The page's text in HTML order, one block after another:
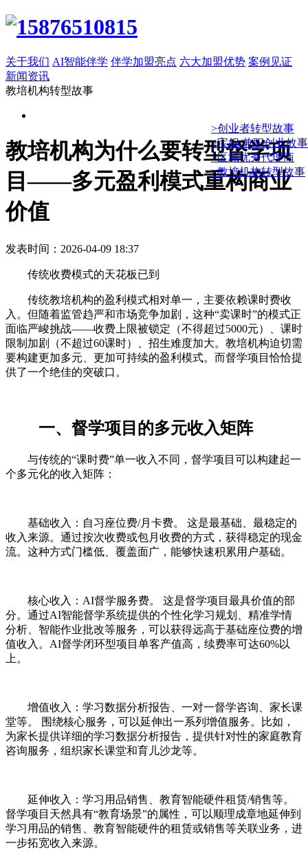
关于我们 AI智能伴学 伴学加盟亮点 六大加盟优势 案例见证
新闻资讯
教培机构转型故事
>创业者转型故事
>宝妈/兼职创业故事
>区域优秀代理商
>教培机构转型故事
教培机构为什么要转型督学项
目——多元盈利模式重构商业
价值
发表时间：2026-04-09 18:37
传统收费模式的天花板已到
传统教培机构的盈利模式相对单一，主要依赖课时费收
入。但随着监管趋严和市场竞争加剧，这种“卖课时”的模式正
面临严峻挑战——收费上限被锁定（不得超过5000元）、课时
限制加剧（不超过60课时）、招生难度加大。教培机构迫切需
要构建更加多元、更加可持续的盈利模式。而督学项目恰恰提
供了一个绝佳的突破口。
一、督学项目的多元收入矩阵
与传统的“课时费”单一收入不同，督学项目可以构建起一
个多元化的收入矩阵：
基础收入：自习座位费/月卡费。 这是最基础、最稳定的
收入来源。通过按次收费或包月收费的方式，获得稳定的现金
流。这种方式门槛低、覆盖面广，能够快速积累用户基础。
核心收入：AI督学服务费。 这是督学项目最具价值的部
分。通过AI智能督学系统提供的个性化学习规划、精准学情
分析、智能作业批改等服务，可以获得远高于基础座位费的增
值收入。AI督学闭环型项目单客产值高，续费率可达60%以
上。
增值收入：学习数据分析报告、一对一督学咨询、家长课
堂等。 围绕核心服务，可以延伸出一系列增值服务。比如，
为家长提供详细的学习数据分析报告，提供针对性的家庭教育
咨询服务，组织家长课堂和育儿沙龙等。
延伸收入：学习用品销售、教育智能硬件租赁/销售等。
督学项目天然具有“教育场景”的属性，可以顺理成章地延伸到
学习用品的销售、教育智能硬件的租赁或销售等关联业务，进
一步拓宽收入来源。